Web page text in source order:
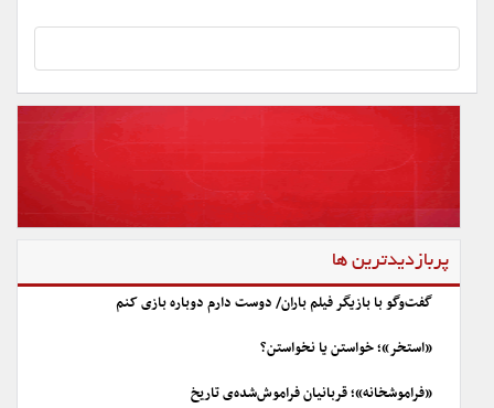
پربازدیدترین ها
گفت‌وگو با بازیگر فیلم باران/ دوست دارم دوباره بازی کنم
«استخر»؛ خواستن یا نخواستن؟
«فراموشخانه»؛ قربانیان فراموش‌شده‌ی تاریخ